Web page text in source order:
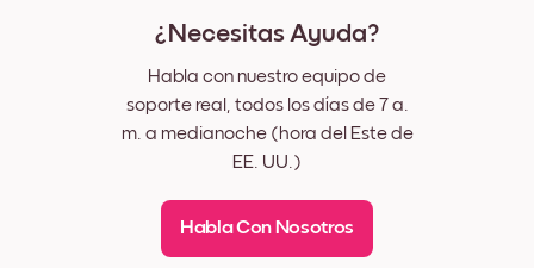
¿Necesitas Ayuda?
Habla con nuestro equipo de
soporte real, todos los días de 7 a.
m. a medianoche (hora del Este de
EE. UU.)
Habla Con Nosotros